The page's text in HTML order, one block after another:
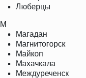
Люберцы
М
Магадан
Магнитогорск
Майкоп
Махачкала
Междуреченск